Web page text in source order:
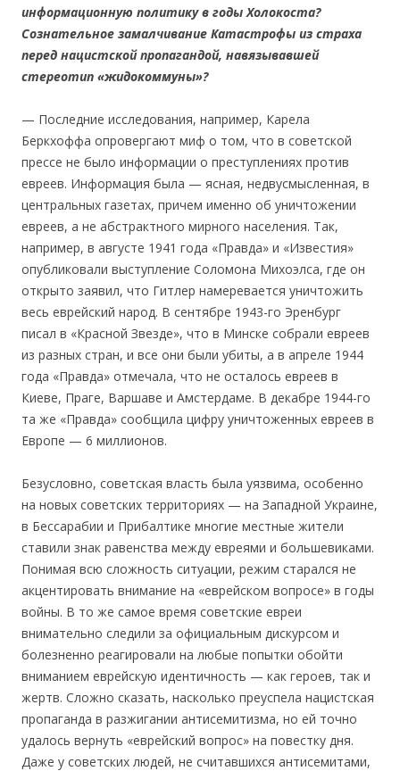
информационную политику в годы Холокоста?
Сознательное замалчивание Катастрофы из страха
перед нацистской пропагандой, навязывавшей
стереотип «жидокоммуны»?
— Последние исследования, например, Карела
Беркхоффа опровергают миф о том, что в советской
прессе не было информации о преступлениях против
евреев. Информация была — ясная, недвусмысленная, в
центральных газетах, причем именно об уничтожении
евреев, а не абстрактного мирного населения. Так,
например, в августе 1941 года «Правда» и «Известия»
опубликовали выступление Соломона Михоэлса, где он
открыто заявил, что Гитлер намеревается уничтожить
весь еврейский народ. В сентябре 1943-го Эренбург
писал в «Красной Звезде», что в Минске собрали евреев
из разных стран, и все они были убиты, а в апреле 1944
года «Правда» отмечала, что не осталось евреев в
Киеве, Праге, Варшаве и Амстердаме. В декабре 1944-го
та же «Правда» сообщила цифру уничтоженных евреев в
Европе — 6 миллионов.
Безусловно, советская власть была уязвима, особенно
на новых советских территориях — на Западной Украине,
в Бессарабии и Прибалтике многие местные жители
ставили знак равенства между евреями и большевиками.
Понимая всю сложность ситуации, режим старался не
акцентировать внимание на «еврейском вопросе» в годы
войны. В то же самое время советские евреи
внимательно следили за официальным дискурсом и
болезненно реагировали на любые попытки обойти
вниманием еврейскую идентичность — как героев, так и
жертв. Сложно сказать, насколько преуспела нацистская
пропаганда в разжигании антисемитизма, но ей точно
удалось вернуть «еврейский вопрос» на повестку дня.
Даже у советских людей, не считавшихся антисемитами,